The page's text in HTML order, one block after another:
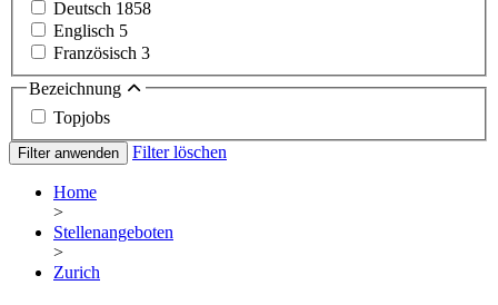
Deutsch 1858
Englisch 5
Französisch 3
Bezeichnung
Topjobs
Filter anwenden Filter löschen
Home
>
Stellenangeboten
>
Zurich